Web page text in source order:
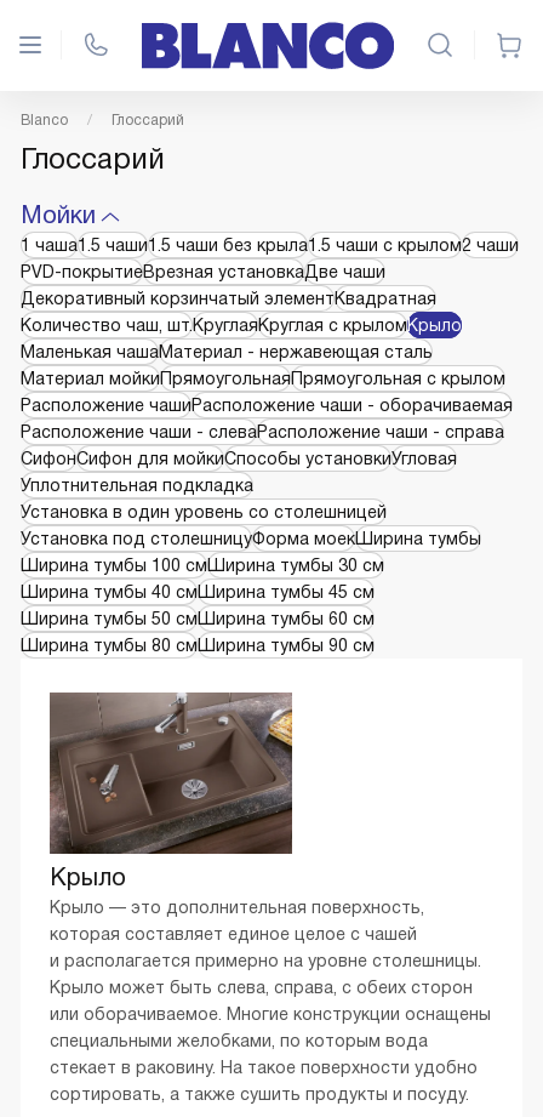
Blanco Глоссарий
Глоссарий
Мойки
1 чаша1.5 чаши1.5 чаши без крыла1.5 чаши с крылом2 чаши
PVD-покрытиеВрезная установкаДве чаши
Декоративный корзинчатый элементКвадратная
Количество чаш, шт.КруглаяКруглая с крыломКрыло
Маленькая чашаМатериал - нержавеющая сталь
Материал мойкиПрямоугольнаяПрямоугольная с крылом
Расположение чашиРасположение чаши - оборачиваемая
Расположение чаши - слеваРасположение чаши - справа
СифонСифон для мойкиСпособы установкиУгловая
Уплотнительная подкладка
Установка в один уровень со столешницей
Установка под столешницуФорма моекШирина тумбы
Ширина тумбы 100 смШирина тумбы 30 см
Ширина тумбы 40 смШирина тумбы 45 см
Ширина тумбы 50 смШирина тумбы 60 см
Ширина тумбы 80 смШирина тумбы 90 см
Крыло
Крыло — это дополнительная поверхность,
которая составляет единое целое с чашей
и располагается примерно на уровне столешницы.
Крыло может быть слева, справа, с обеих сторон
или оборачиваемое. Многие конструкции оснащены
специальными желобками, по которым вода
стекает в раковину. На такое поверхности удобно
сортировать, а также сушить продукты и посуду.